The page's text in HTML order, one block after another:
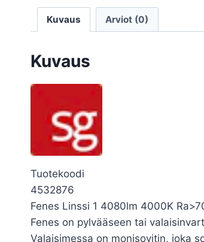
Kuvaus Arviot (0)
Kuvaus
Tuotekoodi
4532876
Fenes Linssi 1 4080lm 4000K
Fenes on pylvääseen tai
Valaisimessa on monisovitin, joka